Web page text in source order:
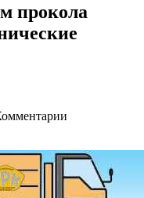
прокола